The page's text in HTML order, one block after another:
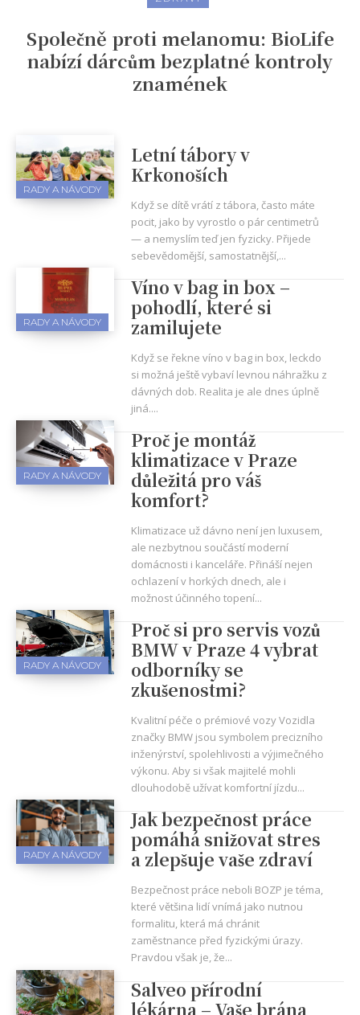
Společně proti melanomu: BioLife
nabízí dárcům bezplatné kontroly
znamének
RADY A NÁVODY
Letní tábory v
Krkonoších
Když se dítě vrátí z tábora, často máte
pocit, jako by vyrostlo o pár centimetrů
— a nemyslím teď jen fyzicky. Přijede
sebevědomější, samostatnější,...
RADY A NÁVODY
Víno v bag in box –
pohodlí, které si
zamilujete
Když se řekne víno v bag in box, leckdo
si možná ještě vybaví levnou náhražku z
dávných dob. Realita je ale dnes úplně
jiná....
RADY A NÁVODY
Proč je montáž
klimatizace v Praze
důležitá pro váš
komfort?
Klimatizace už dávno není jen luxusem,
ale nezbytnou součástí moderní
domácnosti i kanceláře. Přináší nejen
ochlazení v horkých dnech, ale i
možnost účinného topení...
RADY A NÁVODY
Proč si pro servis vozů
BMW v Praze 4 vybrat
odborníky se
zkušenostmi?
Kvalitní péče o prémiové vozy Vozidla
značky BMW jsou symbolem precizního
inženýrství, spolehlivosti a výjimečného
výkonu. Aby si však majitelé mohli
dlouhodobě užívat komfortní jízdu...
RADY A NÁVODY
Jak bezpečnost práce
pomáhá snižovat stres
a zlepšuje vaše zdraví
Bezpečnost práce neboli BOZP je téma,
které většina lidí vnímá jako nutnou
formalitu, která má chránit
zaměstnance před fyzickými úrazy.
Pravdou však je, že...
Salveo přírodní
lékárna – Vaše brána